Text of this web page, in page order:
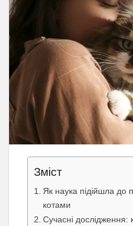
Зміст
Як наука підійшла до
котами
Сучасні дослідження: